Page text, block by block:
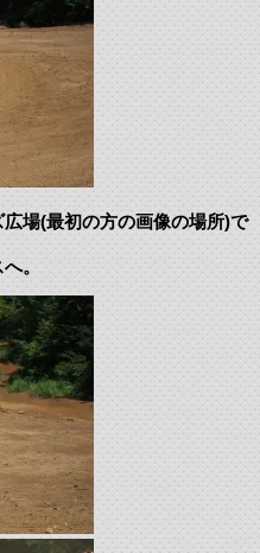
場(最初の方の画像の場所)で
。